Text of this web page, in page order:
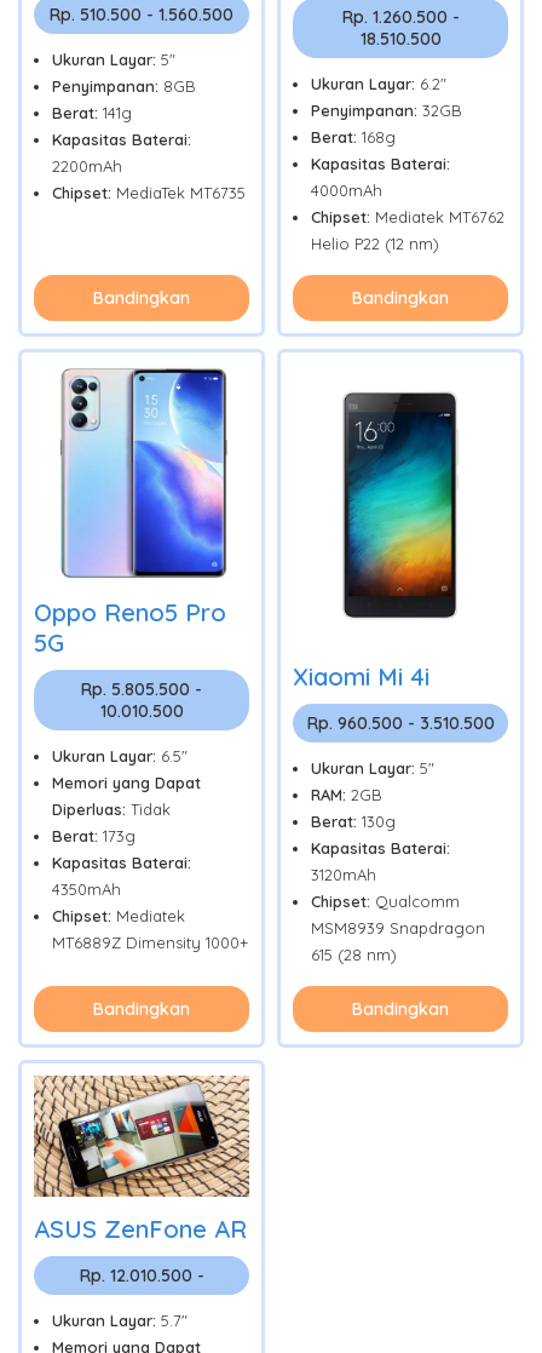
Rp. 510.500 - 1.560.500
Ukuran Layar: 5"
Penyimpanan: 8GB
Berat: 141g
Kapasitas Baterai:
2200mAh
Chipset: MediaTek MT6735
Bandingkan
Rp. 1.260.500 -
18.510.500
Ukuran Layar: 6.2"
Penyimpanan: 32GB
Berat: 168g
Kapasitas Baterai:
4000mAh
Chipset: Mediatek MT6762
Helio P22 (12 nm)
Bandingkan
Oppo Reno5 Pro
5G
Rp. 5.805.500 -
10.010.500
Ukuran Layar: 6.5"
Memori yang Dapat
Diperluas: Tidak
Berat: 173g
Kapasitas Baterai:
4350mAh
Chipset: Mediatek
MT6889Z Dimensity 1000+
Bandingkan
Xiaomi Mi 4i
Rp. 960.500 - 3.510.500
Ukuran Layar: 5"
RAM: 2GB
Berat: 130g
Kapasitas Baterai:
3120mAh
Chipset: Qualcomm
MSM8939 Snapdragon
615 (28 nm)
Bandingkan
ASUS ZenFone AR
Rp. 12.010.500 -
Ukuran Layar: 5.7"
Memori yang Dapat